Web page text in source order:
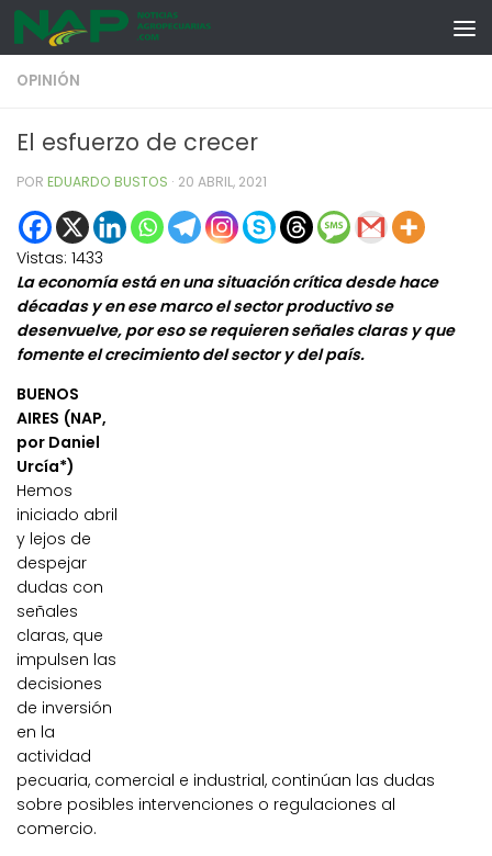
Skip to content
OPINIÓN
El esfuerzo de crecer
POR EDUARDO BUSTOS · 20 ABRIL, 2021
Vistas: 1433
La economía está en una situación crítica desde hace
décadas y en ese marco el sector productivo se
desenvuelve, por eso se requieren señales claras y que
fomente el crecimiento del sector y del país.
BUENOS
AIRES (NAP,
por Daniel
Urcía*)
Hemos
iniciado abril
y lejos de
despejar
dudas con
señales
claras, que
impulsen las
decisiones
de inversión
en la
actividad
pecuaria, comercial e industrial, continúan las dudas
sobre posibles intervenciones o regulaciones al
comercio.